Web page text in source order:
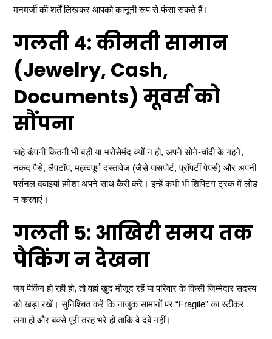
मनमर्जी की शर्तें लिखकर आपको कानूनी रूप से फंसा सकते हैं।
गलती 4: कीमती सामान
(Jewelry, Cash,
Documents) मूवर्स को
सौंपना
चाहे कंपनी कितनी भी बड़ी या भरोसेमंद क्यों न हो, अपने सोने-चांदी के गहने,
नकद पैसे, लैपटॉप, महत्वपूर्ण दस्तावेज (जैसे पासपोर्ट, प्रॉपर्टी पेपर्स) और अपनी
पर्सनल दवाइयां हमेशा अपने साथ कैरी करें। इन्हें कभी भी शिफ्टिंग ट्रक में लोड
न करवाएं।
गलती 5: आखिरी समय तक
पैकिंग न देखना
जब पैकिंग हो रही हो, तो वहां खुद मौजूद रहें या परिवार के किसी जिम्मेदार सदस्य
को खड़ा रखें। सुनिश्चित करें कि नाजुक सामानों पर “Fragile” का स्टीकर
लगा हो और बक्से पूरी तरह भरे हों ताकि वे दबें नहीं।